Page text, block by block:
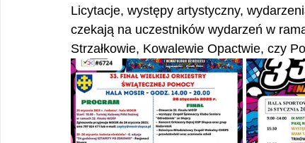
Licytacje, występy artystyczny,
czekają na uczestników wydarzeń w
Strzałkowie, Kowalewie Opactwie, czy